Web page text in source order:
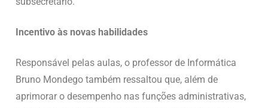
Incentivo às novas habilidades
Responsável pelas aulas, o professor de Informática
Bruno Mondego também ressaltou que, além de
aprimorar o desempenho nas funções administrativas,